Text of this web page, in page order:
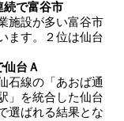
続で富谷市
施設が多い富谷市
ます。２位は仙台
台Ａ
石線の「あおば通
」を統合した仙台
選ばれる結果とな